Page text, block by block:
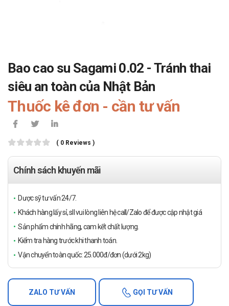
Bao cao su Sagami 0.02 - Tránh thai
siêu an toàn của Nhật Bản
Thuốc kê đơn - cần tư vấn
( 0 Reviews )
Chính sách khuyến mãi
Dược sỹ tư vấn 24/7.
Khách hàng lấy sỉ, sll vui lòng liên hệ call/Zalo để được cập nhật giá
Sản phẩm chính hãng, cam kết chất lượng.
Kiểm tra hàng trước khi thanh toán.
Vận chuyển toàn quốc: 25.000đ/đơn (dưới 2kg)
ZALO TƯ VẤN GỌI TƯ VẤN